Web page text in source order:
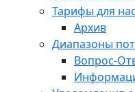
Тарифы для
Архив
Диапазоны
Вопрос-